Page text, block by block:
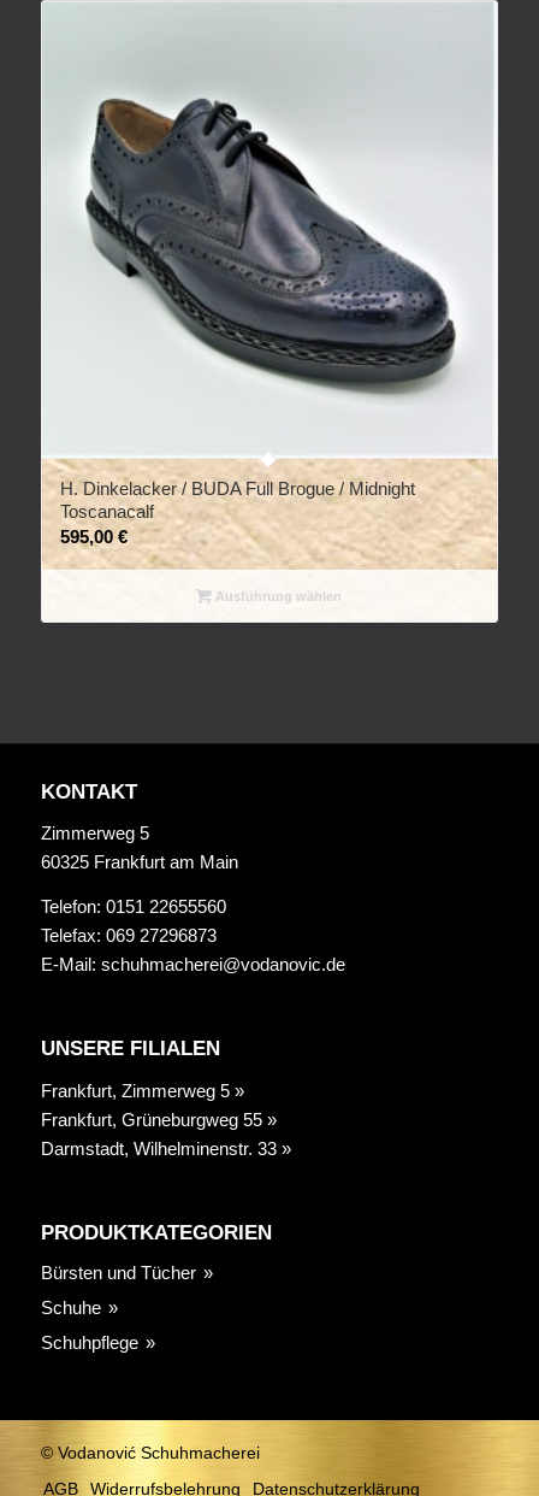
H. Dinkelacker / BUDA Full Brogue / Midnight
Toscanacalf
595,00 €
Ausführung wählen
KONTAKT
Zimmerweg 5
60325 Frankfurt am Main
Telefon: 0151 22655560
Telefax: 069 27296873
E-Mail: schuhmacherei@vodanovic.de
UNSERE FILIALEN
Frankfurt, Zimmerweg 5 »
Frankfurt, Grüneburgweg 55 »
Darmstadt, Wilhelminenstr. 33 »
PRODUKTKATEGORIEN
Bürsten und Tücher
Schuhe
Schuhpflege
© Vodanović Schuhmacherei
AGB
Widerrufsbelehrung Datenschutzerklärung